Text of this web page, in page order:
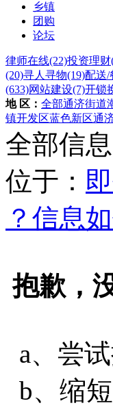
乡镇
团购
论坛
律师在线(22)投资理财
(20)寻人寻物(19)配送/
(633)网站建设(7)开锁
地 区： 全部通济街道
镇开发区蓝色新区通
全部信息
位于：
？信息
抱歉，
a、尝
b、缩